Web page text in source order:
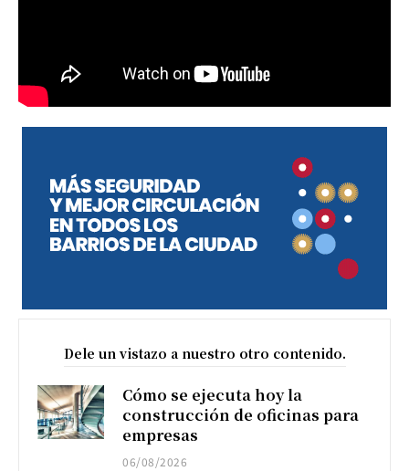
Dele un vistazo a nuestro otro contenido.
Cómo se ejecuta hoy la
construcción de oficinas para
empresas
06/08/2026